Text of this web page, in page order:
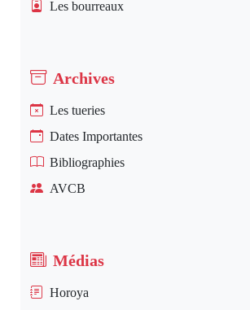
Les bourreaux
Archives
Les tueries
Dates Importantes
Bibliographies
AVCB
Médias
Horoya